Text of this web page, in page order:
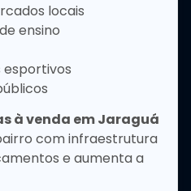
locais
ensino
esportivos
à venda em Jaraguá
com infraestrutura
e aumenta a